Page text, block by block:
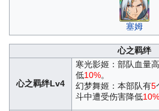
塞姆
心之羁绊
心之羁绊Lv4
寒光影姬：部队血量
低10%。
幻梦舞姬：本部队有5
斗中遭受伤害降低10%